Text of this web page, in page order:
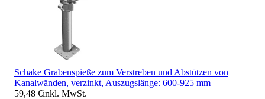
Schake Grabenspieße zum Verstreben und Abstützen von
Kanalwänden, verzinkt, Auszugslänge: 600-925 mm
59,48 €inkl. MwSt.